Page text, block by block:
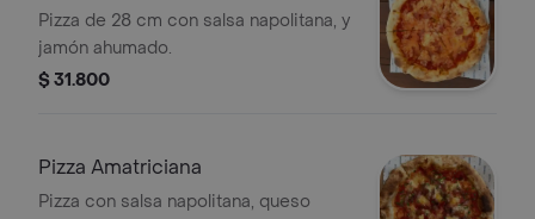
Pizza de 28 cm con salsa napolitana, y
jamón ahumado.
$ 31.800
Pizza Amatriciana
Pizza con salsa napolitana, queso